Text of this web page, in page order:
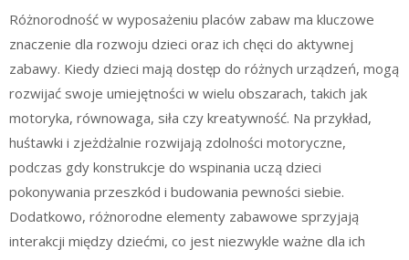
Różnorodność w wyposażeniu placów zabaw ma kluczowe
znaczenie dla rozwoju dzieci oraz ich chęci do aktywnej
zabawy. Kiedy dzieci mają dostęp do różnych urządzeń, mogą
rozwijać swoje umiejętności w wielu obszarach, takich jak
motoryka, równowaga, siła czy kreatywność. Na przykład,
huśtawki i zjeżdżalnie rozwijają zdolności motoryczne,
podczas gdy konstrukcje do wspinania uczą dzieci
pokonywania przeszkód i budowania pewności siebie.
Dodatkowo, różnorodne elementy zabawowe sprzyjają
interakcji między dziećmi, co jest niezwykle ważne dla ich